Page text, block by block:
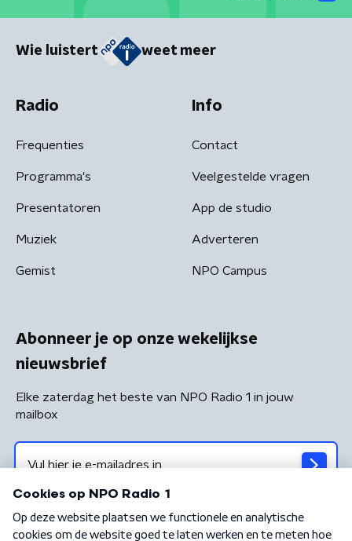
Wie luistert weet meer
Radio
Frequenties
Programma's
Presentatoren
Muziek
Gemist
Info
Contact
Veelgestelde vragen
App de studio
Adverteren
NPO Campus
Abonneer je op onze wekelijkse
nieuwsbrief
Elke zaterdag het beste van NPO Radio 1 in jouw
mailbox